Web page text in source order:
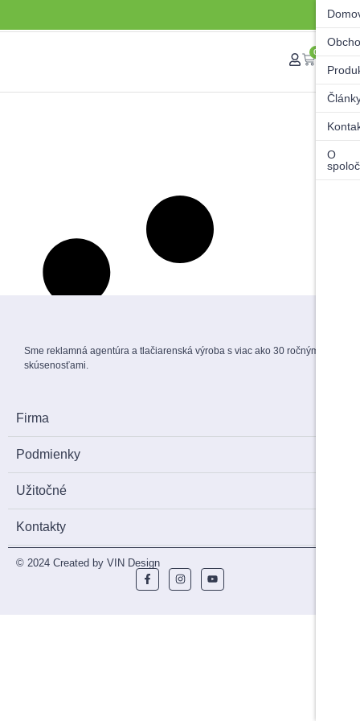
0
O
Sme reklamná agentúra a tlačiarenská výroba s viac ako 30 ročnými
skúsenosťami.
Firma
Podmienky
Užitočné
Kontakty
© 2024 Created by VIN Design